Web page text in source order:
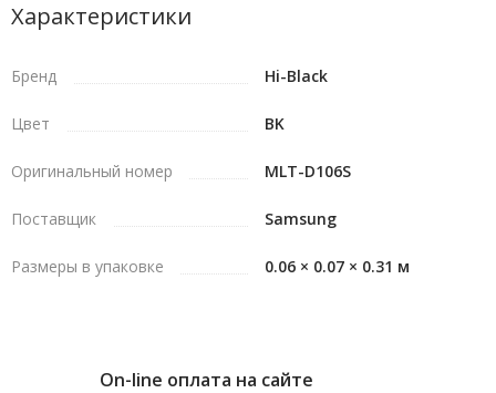
Характеристики
Бренд Hi-Black
Цвет BK
Оригинальный номер MLT-D106S
Поставщик Samsung
Размеры в упаковке 0.06 × 0.07 × 0.31 м
On-line оплата на сайте